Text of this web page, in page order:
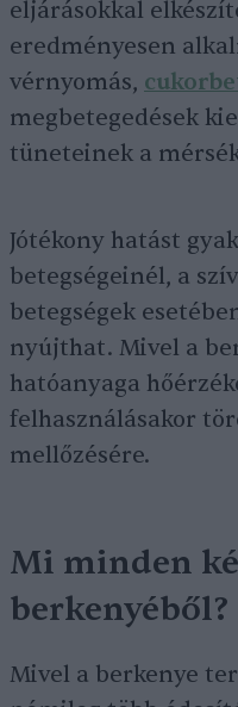
eljárásokkal
eredményesen
vérnyomás,
megbetegedések
tüneteinek a
Jótékony hatást
betegségeinél, a
betegségek
nyújthat. Mivel a
hatóanyaga
felhasználásakor
mellőzésére.
Mi minden
berkenyéből?
Mivel a berkenye